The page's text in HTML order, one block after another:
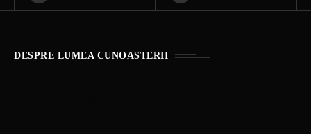
DESPRE LUMEA CUNOASTERII